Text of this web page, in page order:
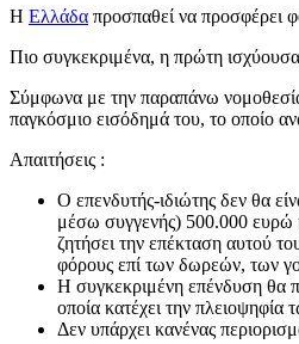
Η Ελλάδα προσπαθεί να προσφέρει
Πιο συγκεκριμένα, η πρώτη
Σύμφωνα με την παραπάνω
παγκόσμιο εισόδημά του, το οποίο
Απαιτήσεις :
Ο επενδυτής-ιδιώτης δεν θα
μέσω συγγενής) 500.000 ευρώ
ζητήσει την επέκταση αυτού
φόρους επί των δωρεών, των
Η συγκεκριμένη επένδυση θα
οποία κατέχει την
Δεν υπάρχει κανένας